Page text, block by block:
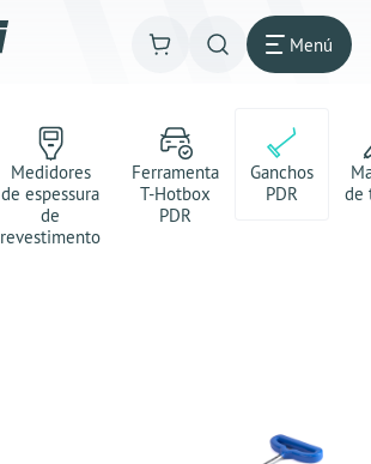
Menú
Medidores
de espessura
de
revestimento
Ferramenta
T-Hotbox
PDR
Ganchos
PDR
de